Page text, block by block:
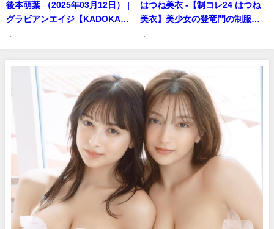
後本萌葉 （2025年03月12日） |
グラビアンエイジ【KADOKAWA
り
はつね美衣 -【制コレ24 はつね
美衣】美少女の登竜門の制服＆
着！【4Kムービーグラビア】
【メイキング】（2024年04月04
日） | ヤンジャンTV【集英社ヤ
ングジャンプ公式】さんより